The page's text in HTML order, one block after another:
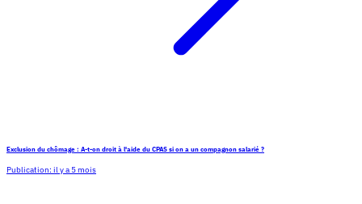
Exclusion du chômage : A-t-on droit à l'aide du CPAS si on a un compagnon salarié ?
Publication: il y a 5 mois